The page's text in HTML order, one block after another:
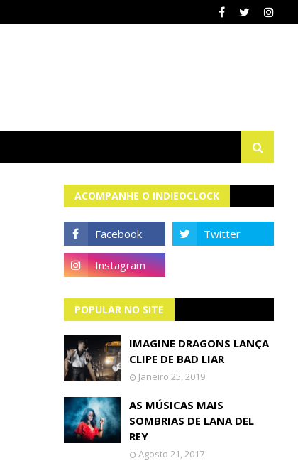
ACOMPANHE O INDIEOCLOCK
POPULAR NO SITE
IMAGINE DRAGONS LANÇA
CLIPE DE BAD LIAR
Janeiro 25, 2019
AS MÚSICAS MAIS
SOMBRIAS DE LANA DEL
REY
Agosto 21, 2017